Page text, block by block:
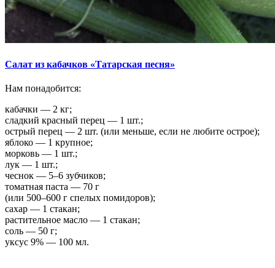
Салат из кабачков «Татарская песня»
Нам понадобится:
кабачки — 2 кг;
сладкий красный перец — 1 шт.;
острый перец — 2 шт. (или меньше, если не любите острое);
яблоко — 1 крупное;
морковь — 1 шт.;
лук — 1 шт.;
чеснок — 5–6 зубчиков;
томатная паста — 70 г
(или 500–600 г спелых помидоров);
сахар — 1 стакан;
растительное масло — 1 стакан;
соль — 50 г;
уксус 9% — 100 мл.